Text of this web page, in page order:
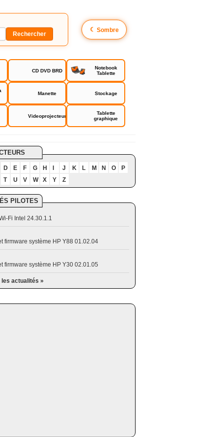
☾ Sombre
CD DVD BRD
Notebook
Tablette
Manette Stockage
Videoprojecteur
Tablette
graphique
D E F G H J K L M N O
P
T
U V W X Y Z
PILOTES
Fi Intel 24.30.1.1
firmware système HP Y88 01.02.04
firmware système HP Y30 02.01.05
les actualités »